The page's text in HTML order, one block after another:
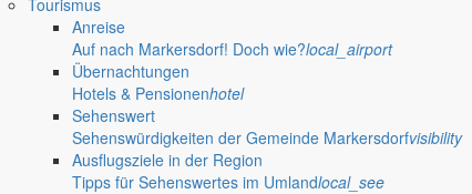
Tourismus
Anreise
Auf nach Markersdorf! Doch wie?local_airport
Übernachtungen
Hotels & Pensionenhotel
Sehenswert
Sehenswürdigkeiten der Gemeinde Markersdorfvisibility
Ausflugsziele in der Region
Tipps für Sehenswertes im Umlandlocal_see